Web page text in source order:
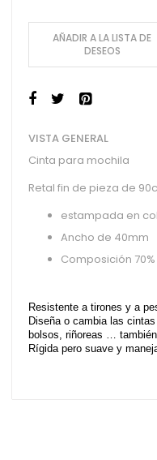
AÑADIR A LA LISTA DE
DESEOS
VISTA GENERAL
Cinta para mochila
Retal fin de pieza de
estampada en
Ancho de 40mm
Composición
Resistente a tirones y a
Diseña o cambia las
bolsos, riñoreas …
Rígida pero suave y